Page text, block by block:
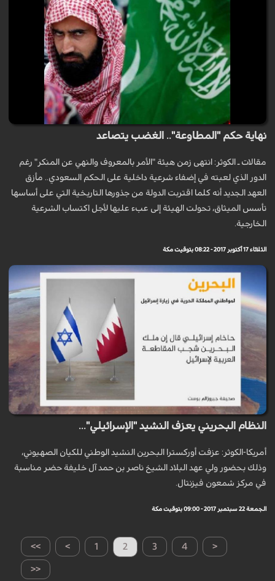
نهاية حكم "المطاوعة".. الغضب يتصاعد
مقالات ـ الكوثر: انتهى زمن هيئة "الأمر بالمعروف والنهي عن المنكر" رغم
الدور الذي لعبته في إضفاء شرعية داخلية على الحكم السعودي.. مأزق
العهد الجديد أنه كلما اقتربت الدولة من جذورها التاريخية التي على أساسها
تأسس الميثاق، تحولت الهيئة إلى عبء عليها لأجل اكتساب الشرعية
الخارجية.
الثلاثاء 17 أكتوبر 2017 - 08:22 بتوقيت مكة
النظام البحريني يعزف النشيد "الإسرائيلي"...
أمريكا-الكوثر: عزفت أوركسترا البحرين النشيد الوطني للكيان الصهيوني،
وذلك بحضور ولي عهد البلاد الشيخ ناصر بن حمد آل خليفة حضر مناسبة
في مركز شمعون فيزنتال.
الجمعة 22 سبتمبر 2017 - 09:00 بتوقيت مكة
>> > 1 2 3 4 <
<<